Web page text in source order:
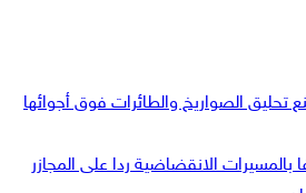
تحليق الصواريخ والطائرات فوق أجوائها
بالمسيرات الانقضاضية ردا على المجازر